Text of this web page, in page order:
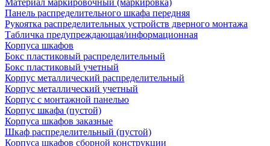
Материал маркировочный (маркировка)
Панель распределительного шкафа передняя
Рукоятка распределительных устройств дверного монтажа
Табличка предупреждающая/информационная
Корпуса шкафов
Бокс пластиковый распределительный
Бокс пластиковый учетный
Корпус металлический распределительный
Корпус металлический учетный
Корпус с монтажной панелью
Корпус шкафа (пустой)
Корпуса шкафов заказные
Шкаф распределительный (пустой)
Корпуса шкафов сборной конструкции